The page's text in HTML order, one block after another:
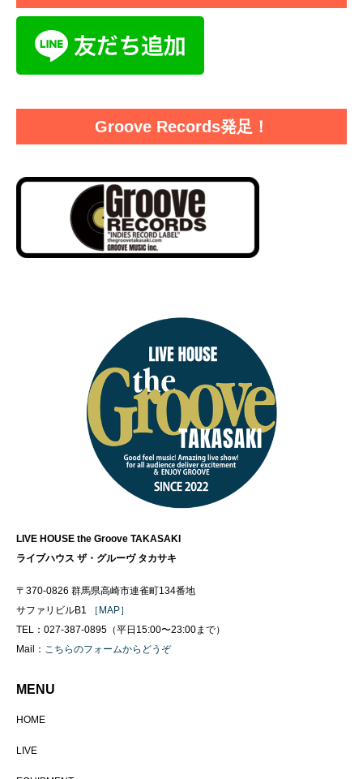
Groove Records発足！
LIVE HOUSE the Groove TAKASAKI
ライブハウス ザ・グルーヴ タカサキ
〒370-0826 群馬県高崎市連雀町134番地
サファリビルB1
［MAP］
TEL：027-387-0895（平日15:00〜23:00まで）
Mail： こちらのフォームからどうぞ
MENU
HOME
LIVE